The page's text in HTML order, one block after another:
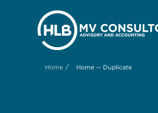
Home / Home -- Duplicate